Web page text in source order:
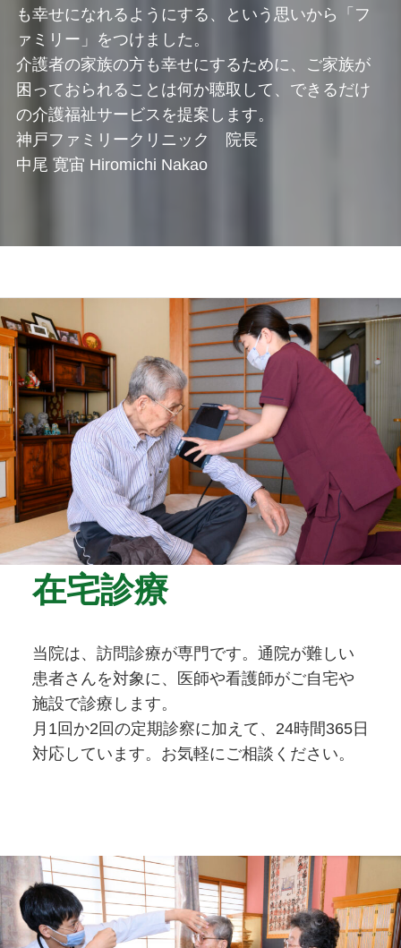
も幸せになれるようにする、という思いから「フ
ァミリー」をつけました。
介護者の家族の方も幸せにするために、ご家族が
困っておられることは何か聴取して、できるだけ
の介護福祉サービスを提案します。
神戸ファミリークリニック 院長
中尾 寛宙 Hiromichi Nakao
在宅診療
当院は、訪問診療が専門です。通院が難しい
患者さんを対象に、医師や看護師がご自宅や
施設で診療します。
月1回か2回の定期診察に加えて、24時間365日
対応しています。お気軽にご相談ください。